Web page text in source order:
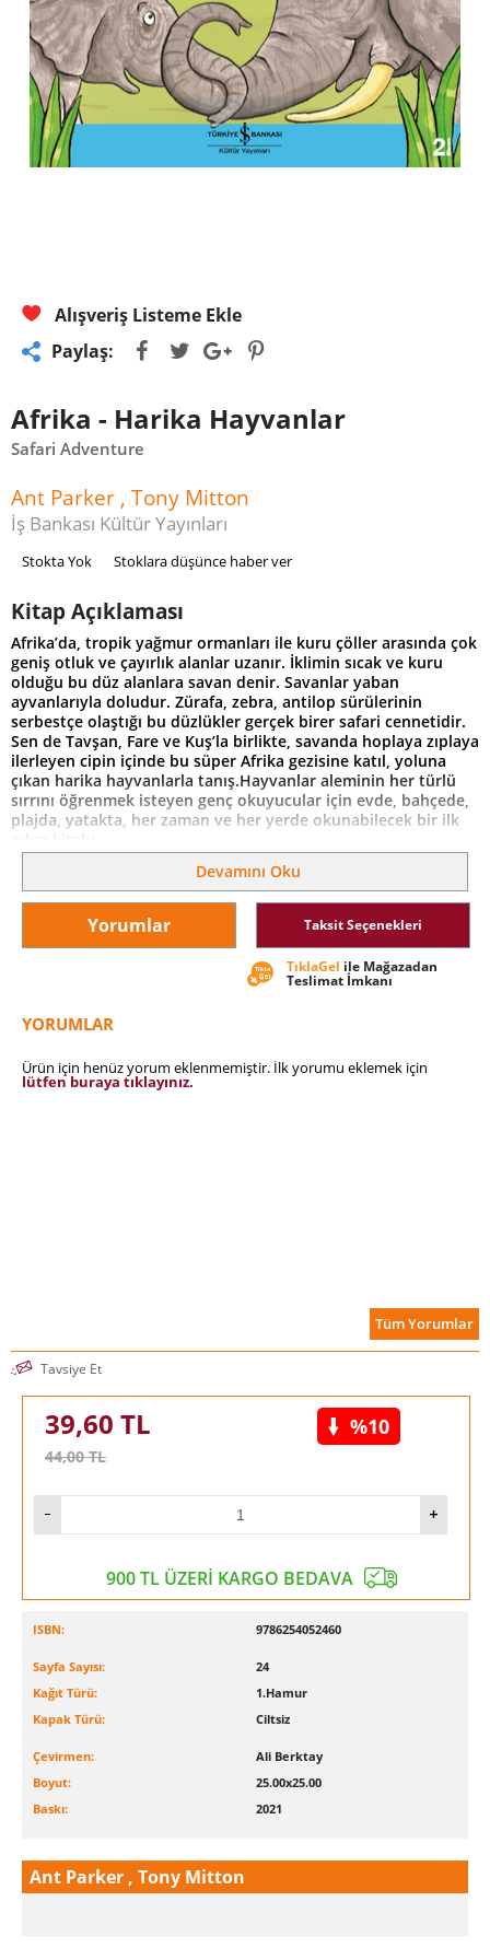
Alışveriş Listeme Ekle
Paylaş:
Afrika - Harika Hayvanlar
Safari Adventure
Ant Parker , Tony Mitton
İş Bankası Kültür Yayınları
Stokta Yok Stoklara düşünce haber ver
Kitap Açıklaması
Afrika’da, tropik yağmur ormanları ile kuru çöller arasında çok
geniş otluk ve çayırlık alanlar uzanır. İklimin sıcak ve kuru
olduğu bu düz alanlara savan denir. Savanlar yaban
ayvanlarıyla doludur. Zürafa, zebra, antilop sürülerinin
serbestçe olaştığı bu düzlükler gerçek birer safari cennetidir.
Sen de Tavşan, Fare ve Kuş’la birlikte, savanda hoplaya zıplaya
ilerleyen cipin içinde bu süper Afrika gezisine katıl, yoluna
çıkan harika hayvanlarla tanış.Hayvanlar aleminin her türlü
sırrını öğrenmek isteyen genç okuyucular için evde, bahçede,
plajda, yatakta, her zaman ve her yerde okunabilecek bir ilk
adım kitabı...
Devamını Oku
Yorumlar Taksit Seçenekleri
TıklaGel ile Mağazadan
Teslimat İmkanı
YORUMLAR
Ürün için henüz yorum eklenmemiştir. İlk yorumu eklemek için
lütfen buraya tıklayınız.
Tüm Yorumlar
Tavsiye Et
39,60 TL
44,00TL
%10
900 TL ÜZERİ KARGO BEDAVA
ISBN: 9786254052460
Sayfa Sayısı:
24
Kağıt Türü:
1.Hamur
Kapak Türü:
Ciltsiz
Çevirmen:
Ali Berktay
Boyut:
25.00x25.00
Baskı:
2021
Ant Parker , Tony Mitton